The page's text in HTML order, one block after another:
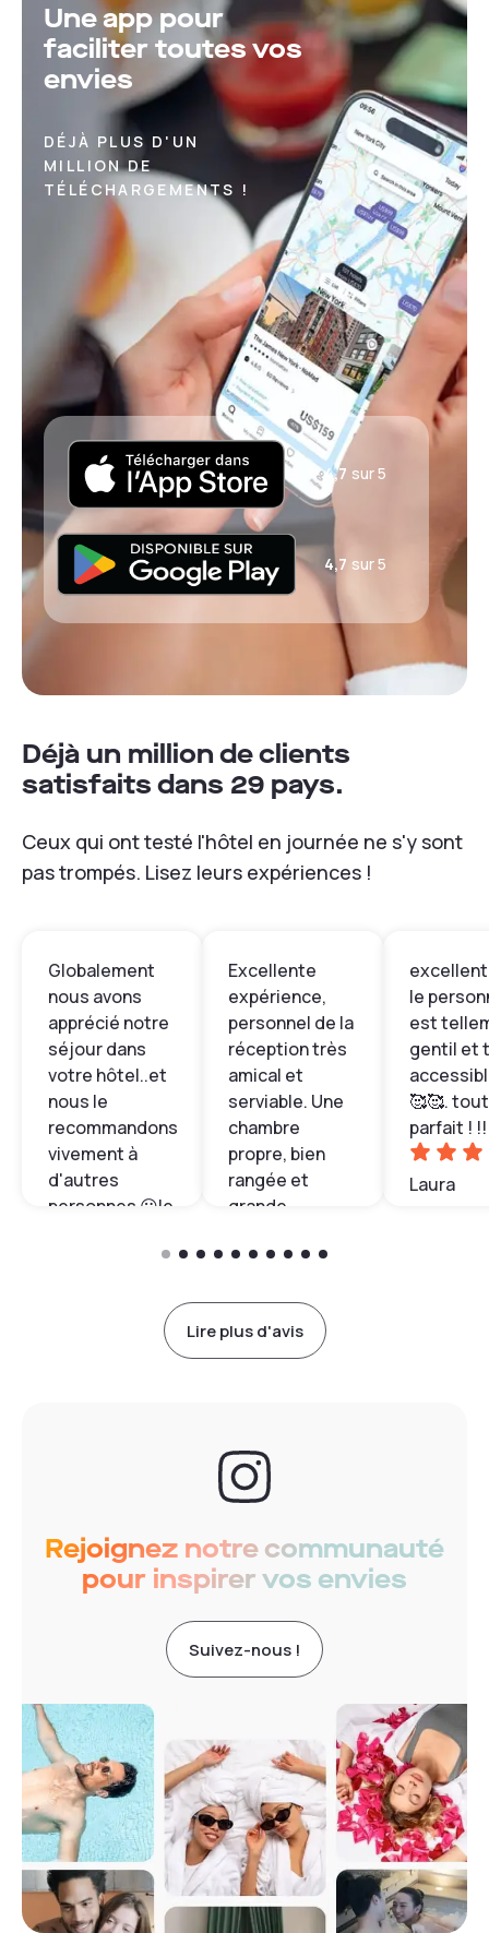
Une app pour
faciliter toutes vos
envies
DÉJÀ PLUS D'UN
MILLION DE
TÉLÉCHARGEMENTS !
4,7 sur 5
4,7 sur 5
Déjà un million de clients
satisfaits dans 29 pays.
Ceux qui ont testé l'hôtel en journée ne s'y sont
pas trompés. Lisez leurs expériences !
Globalement
nous avons
apprécié notre
séjour dans
votre hôtel..et
nous le
recommandons
vivement à
d'autres
personnes 😃le
Excellente
expérience,
personnel de la
réception très
amical et
serviable. Une
chambre
propre, bien
rangée et
grande,
recommandée.
le
est
gentil et
🥰🥰.
parfait ! !!
Laura
Lire plus d'avis
Rejoignez notre communauté
pour inspirer vos envies
Suivez-nous !